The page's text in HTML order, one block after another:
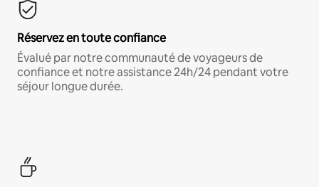
Réservez en toute confiance
Évalué par notre communauté de voyageurs de
confiance et notre assistance 24h/24 pendant votre
séjour longue durée.